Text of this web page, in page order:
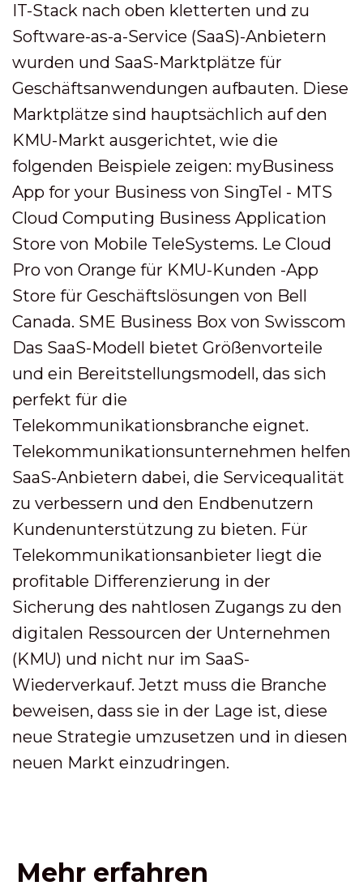
IT-Stack nach oben kletterten und zu
Software-as-a-Service (SaaS)-Anbietern
wurden und SaaS-Marktplätze für
Geschäftsanwendungen aufbauten. Diese
Marktplätze sind hauptsächlich auf den
KMU-Markt ausgerichtet, wie die
folgenden Beispiele zeigen: myBusiness
App for your Business von SingTel - MTS
Cloud Computing Business Application
Store von Mobile TeleSystems. Le Cloud
Pro von Orange für KMU-Kunden -App
Store für Geschäftslösungen von Bell
Canada. SME Business Box von Swisscom
Das SaaS-Modell bietet Größenvorteile
und ein Bereitstellungsmodell, das sich
perfekt für die
Telekommunikationsbranche eignet.
Telekommunikationsunternehmen helfen
SaaS-Anbietern dabei, die Servicequalität
zu verbessern und den Endbenutzern
Kundenunterstützung zu bieten. Für
Telekommunikationsanbieter liegt die
profitable Differenzierung in der
Sicherung des nahtlosen Zugangs zu den
digitalen Ressourcen der Unternehmen
(KMU) und nicht nur im SaaS-
Wiederverkauf. Jetzt muss die Branche
beweisen, dass sie in der Lage ist, diese
neue Strategie umzusetzen und in diesen
neuen Markt einzudringen.
Mehr erfahren